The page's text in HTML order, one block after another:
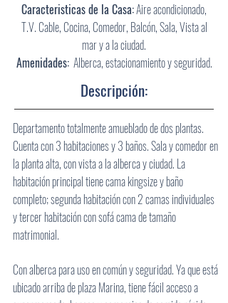
Caracteristicas de la Casa:Aire acondicionado,
T.V. Cable, Cocina, Comedor, Balcón, Sala, Vista al
mar y a la ciudad.
Amenidades:Alberca, estacionamiento y seguridad.
Descripción:
Departamento totalmente amueblado de dos plantas.
Cuenta con 3 habitaciones y 3 baños. Sala y comedor en
la planta alta, con vista a la alberca y ciudad. La
habitación principal tiene cama kingsize y baño
completo; segunda habitación con 2 camas individuales
y tercer habitación con sofá cama de tamaño
matrimonial.
Con alberca para uso en común y seguridad. Ya que está
ubicado arriba de plaza Marina, tiene fácil acceso a